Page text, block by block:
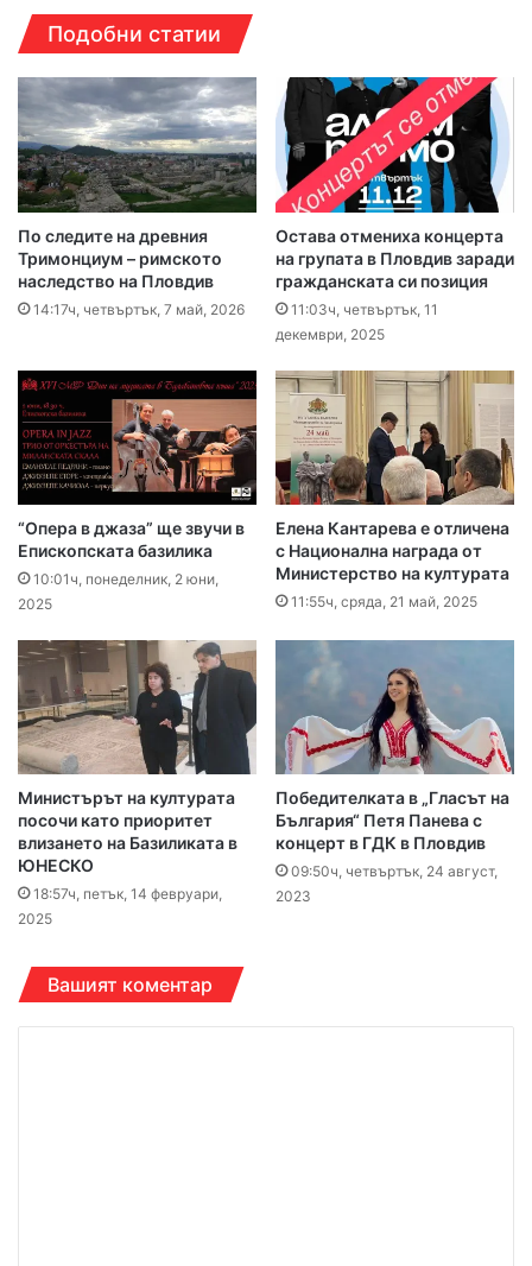
Подобни статии
По следите на древния
Тримонциум – римското
наследство на Пловдив
14:17ч, четвъртък, 7 май, 2026
Остава отмениха концерта
на групата в Пловдив заради
гражданската си позиция
11:03ч, четвъртък, 11
декември, 2025
“Опера в джаза” ще звучи в
Епископската базилика
10:01ч, понеделник, 2 юни,
2025
Елена Кантарева е отличена
с Национална награда от
Министерство на културата
11:55ч, сряда, 21 май, 2025
Министърът на културата
посочи като приоритет
влизането на Базиликата в
ЮНЕСКО
18:57ч, петък, 14 февруари,
2025
Победителката в „Гласът на
България“ Петя Панева с
концерт в ГДК в Пловдив
09:50ч, четвъртък, 24 август,
2023
Вашият коментар